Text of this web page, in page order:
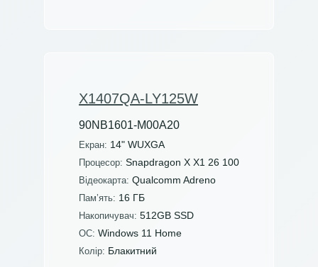
X1407QA-LY125W
90NB1601-M00A20
Екран: 14" WUXGA
Процесор: Snapdragon X X1 26 100
Відеокарта: Qualcomm Adreno
Пам’ять: 16 ГБ
Накопичувач: 512GB SSD
ОС: Windows 11 Home
Колір: Блакитний